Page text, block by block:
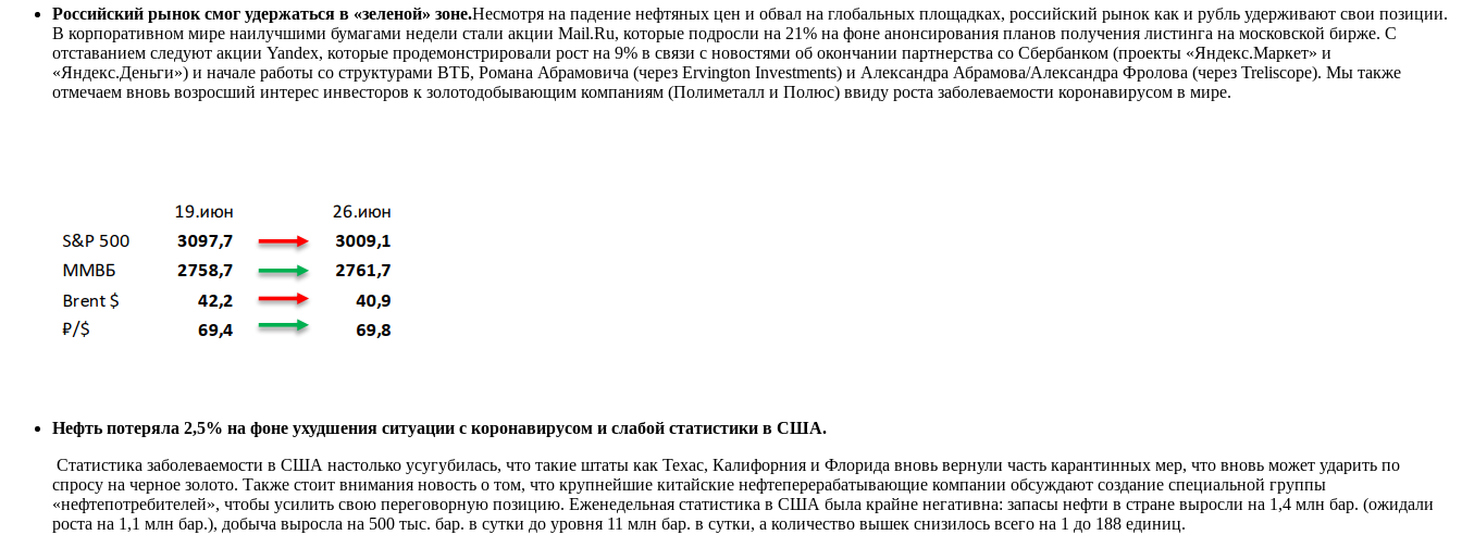
Российский рынок смог удержаться в «зеленой» зоне.Несмотря на падение нефтяных цен и обвал на глобальных площадках, российский рынок как и рубль удерживают свои позиции.
В корпоративном мире наилучшими бумагами недели стали акции Mail.Ru, которые подросли на 21% на фоне анонсирования планов получения листинга на московской бирже. С
отставанием следуют акции Yandex, которые продемонстрировали рост на 9% в связи с новостями об окончании партнерства со Сбербанком (проекты «Яндекс.Маркет» и
«Яндекс.Деньги») и начале работы со структурами ВТБ, Романа Абрамовича (через Ervington Investments) и Александра Абрамова/Александра Фролова (через Treliscope). Мы также
отмечаем вновь возросший интерес инвесторов к золотодобывающим компаниям (Полиметалл и Полюс) ввиду роста заболеваемости коронавирусом в мире.
Нефть потеряла 2,5% на фоне ухудшения ситуации с коронавирусом и слабой статистики в США.
Статистика заболеваемости в США настолько усугубилась, что такие штаты как Техас, Калифорния и Флорида вновь вернули часть карантинных мер, что вновь может ударить по
спросу на черное золото. Также стоит внимания новость о том, что крупнейшие китайские нефтеперерабатывающие компании обсуждают создание специальной группы
«нефтепотребителей», чтобы усилить свою переговорную позицию. Еженедельная статистика в США была крайне негативна: запасы нефти в стране выросли на 1,4 млн бар. (ожидали
роста на 1,1 млн бар.), добыча выросла на 500 тыс. бар. в сутки до уровня 11 млн бар. в сутки, а количество вышек снизилось всего на 1 до 188 единиц.